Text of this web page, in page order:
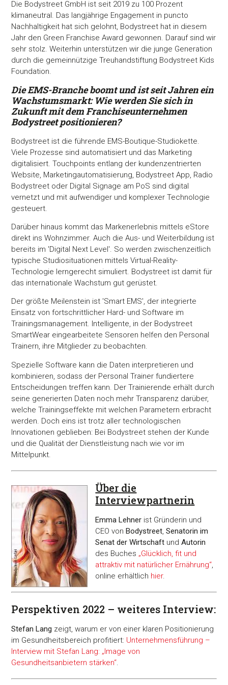
Die Bodystreet GmbH ist seit 2019 zu 100 Prozent
klimaneutral. Das langjährige Engagement in puncto
Nachhaltigkeit hat sich gelohnt, Bodystreet hat in diesem
Jahr den Green Franchise Award gewonnen. Darauf sind wir
sehr stolz. Weiterhin unterstützen wir die junge Generation
durch die gemeinnützige Treuhandstiftung Bodystreet Kids
Foundation.
Die EMS-Branche boomt und ist seit Jahren ein
Wachstumsmarkt: Wie werden Sie sich in
Zukunft mit dem Franchiseunternehmen
Bodystreet positionieren?
Bodystreet ist die führende EMS-Boutique-Studiokette.
Viele Prozesse sind automatisiert und das Marketing
digitalisiert. Touchpoints entlang der kundenzentrierten
Website, Marketingautomatisierung, Bodystreet App, Radio
Bodystreet oder Digital Signage am PoS sind digital
vernetzt und mit aufwendiger und komplexer Technologie
gesteuert.
Darüber hinaus kommt das Markenerlebnis mittels eStore
direkt ins Wohnzimmer. Auch die Aus- und Weiterbildung ist
bereits im 'Digital Next Level'. So werden zwischenzeitlich
typische Studiosituationen mittels Virtual-Reality-
Technologie lerngerecht simuliert. Bodystreet ist damit für
das internationale Wachstum gut gerüstet.
Der größte Meilenstein ist 'Smart EMS', der integrierte
Einsatz von fortschrittlicher Hard- und Software im
Trainingsmanagement. Intelligente, in der Bodystreet
SmartWear eingearbeitete Sensoren helfen den Personal
Trainern, ihre Mitglieder zu beobachten.
Spezielle Software kann die Daten interpretieren und
kombinieren, sodass der Personal Trainer fundiertere
Entscheidungen treffen kann. Der Trainierende erhält durch
seine generierten Daten noch mehr Transparenz darüber,
welche Trainingseffekte mit welchen Parametern erbracht
werden. Doch eins ist trotz aller technologischen
Innovationen geblieben: Bei Bodystreet stehen der Kunde
und die Qualität der Dienstleistung nach wie vor im
Mittelpunkt.
Über die
Interviewpartnerin
Emma Lehner ist Gründerin und
CEO von Bodystreet,Senatorin im
Senat der Wirtschaft undAutorin
des Buches „Glücklich, fit und
attraktiv mit natürlicher Ernährung“,
online erhältlich hier.
Perspektiven 2022 – weiteres Interview:
Stefan Lang zeigt, warum er von einer klaren Positionierung
im Gesundheitsbereich profitiert: Unternehmensführung –
Interview mit Stefan Lang: „Image von
Gesundheitsanbietern stärken“.